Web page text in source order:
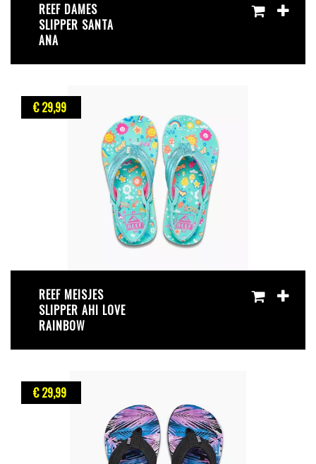
REEF DAMES
SLIPPER SANTA
ANA
€ 29,99
REEF MEISJES
SLIPPER AHI LOVE
RAINBOW
€ 29,99